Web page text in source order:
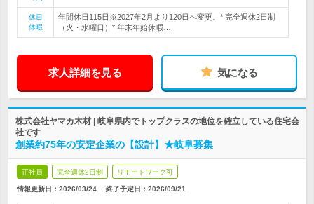
休日
休暇
年間休日115日※2027年2月より120日へ変更。* 完全週休2日制
（火・水曜日）* 年末年始休暇…
求人詳細を見る 気になる
株式会社ヤマカ木材 | 岐阜県内でトップクラスの地位を確立している住宅会
社です
創業約75年の安定企業の【設計】★岐阜募集
正社員 完全週休2日制 リモートワーク可
情報更新日：2026/03/24 終了予定日： 2026/09/21